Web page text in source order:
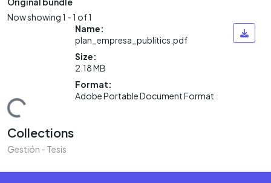
Now showing1 - 1 of 1
Name:
plan_empresa_publitics.pdf
Size:
2.18 MB
Format:
Adobe Portable Document Format
Collections
Gestión - Tesis